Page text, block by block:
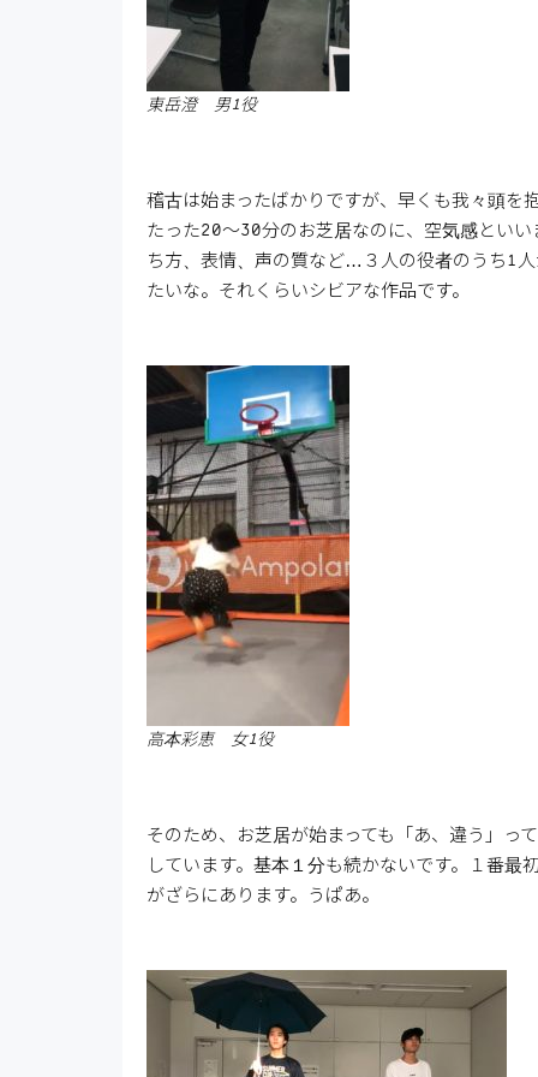
東岳澄 男1役
稽古は始まったばかりですが、早くも我々頭を
たった20～30分のお芝居なのに、空気感とい
ち方、表情、声の質など…３人の役者のうち1
たいな。それくらいシビアな作品です。
高本彩恵 女1役
そのため、お芝居が始まっても「あ、違う」っ
しています。基本１分も続かないです。１番最
がざらにあります。うぱあ。